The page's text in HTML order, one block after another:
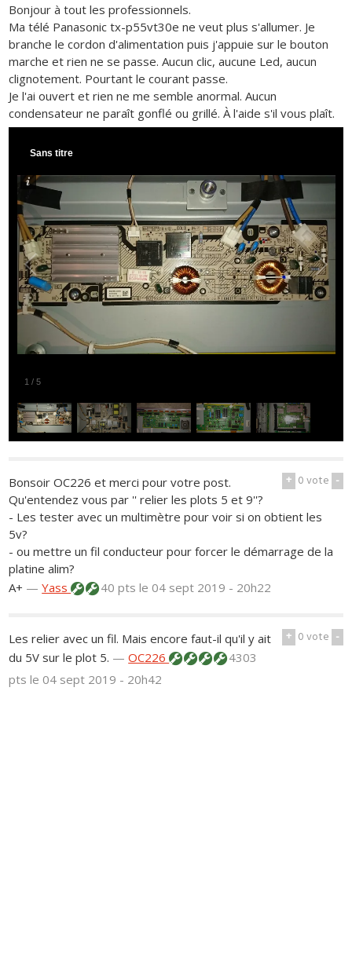
Bonjour à tout les professionnels.
Ma télé Panasonic tx-p55vt30e ne veut plus s'allumer. Je
branche le cordon d'alimentation puis j'appuie sur le bouton
marche et rien ne se passe. Aucun clic, aucune Led, aucun
clignotement. Pourtant le courant passe.
Je l'ai ouvert et rien ne me semble anormal. Aucun
condensateur ne paraît gonflé ou grillé. À l'aide s'il vous plaît.
1 /5
Sans titre
+ 0vote -
Bonsoir OC226 et merci pour votre post.
Qu'entendez vous par '' relier les plots 5 et 9''?
- Les tester avec un multimètre pour voir si on obtient les
5v?
- ou mettre un fil conducteur pour forcer le démarrage de la
platine alim?
A+ —Yass 40 ptsle 04 sept 2019 - 20h22
+ 0vote -
Les relier avec un fil. Mais encore faut-il qu'il y ait
du 5V sur le plot 5. —OC226
4303
ptsle 04 sept 2019 - 20h42